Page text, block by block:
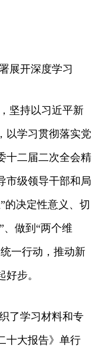
开深度学习
持以习近平新
以学习贯彻落实党
十二届二次全会精
市级领导干部和局
的决定性意义、切
、做到“两个维
一行动，推动新
步。
学习材料和专
十大报告》单行